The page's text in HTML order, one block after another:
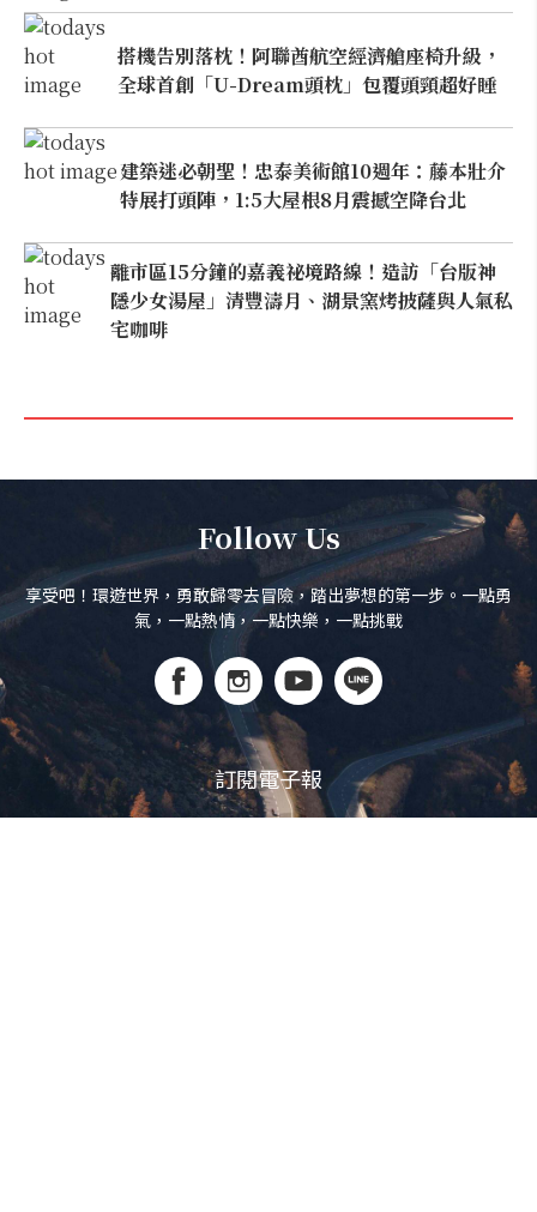
搭機告別落枕！阿聯酋航空經濟艙座椅升級，
全球首創「U-Dream頭枕」包覆頭頸超好睡
建築迷必朝聖！忠泰美術館10週年：藤本壯介
特展打頭陣，1:5大屋根8月震撼空降台北
離市區15分鐘的嘉義祕境路線！造訪「台版神
隱少女湯屋」清豐濤月、湖景窯烤披薩與人氣私
宅咖啡
Follow Us
享受吧！環遊世界，勇敢歸零去冒險，踏出夢想的第一步。一點勇
氣，一點熱情，一點快樂，一點挑戰
訂閱電子報